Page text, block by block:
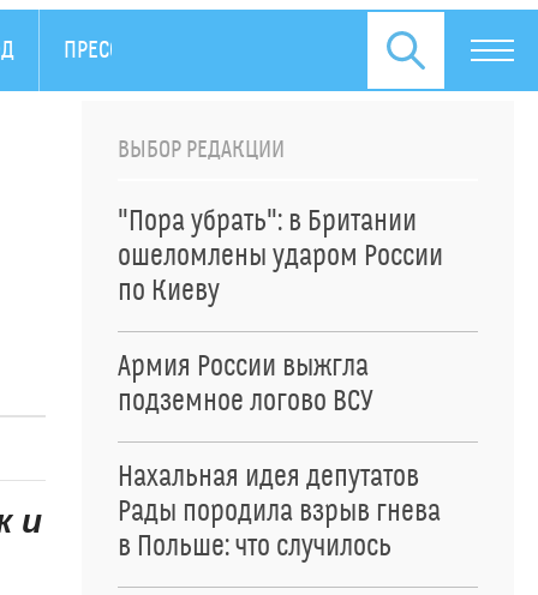
ПРЕСС-РЕЛИЗЫ
и
ВЫБОР РЕДАКЦИИ
"Пора убрать": в Британии
ошеломлены ударом России
по Киеву
Армия России выжгла
подземное логово ВСУ
Нахальная идея депутатов
Рады породила взрыв гнева
в Польше: что случилось